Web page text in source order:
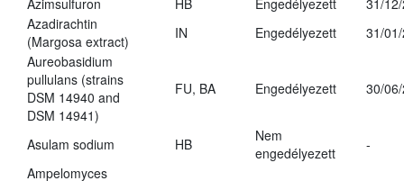
Azimsulfuron
HB Engedélyezett
31/
Azadirachtin
(Margosa extract)
IN Engedélyezett
31/
Aureobasidium
pullulans (strains
DSM 14940 and
DSM 14941)
FU, BA Engedélyezett 30/
Asulam sodium HB
Nem
engedélyezett
-
Ampelomyces